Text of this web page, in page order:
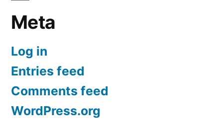
Meta
Log in
Entries feed
Comments feed
WordPress.org